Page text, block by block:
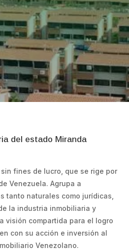
PROFESIONALES

AFÍLIESE
del estado Miranda
fines de lucro, que se rige por
Venezuela. Agrupa a
tanto naturales como jurídicas,
la industria inmobiliaria y
visión compartida para el logro
con su acción e inversión al
Venezolano.